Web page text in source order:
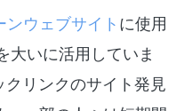
ウェブサイトに使用
大いに活用していま
リンクのサイト発見